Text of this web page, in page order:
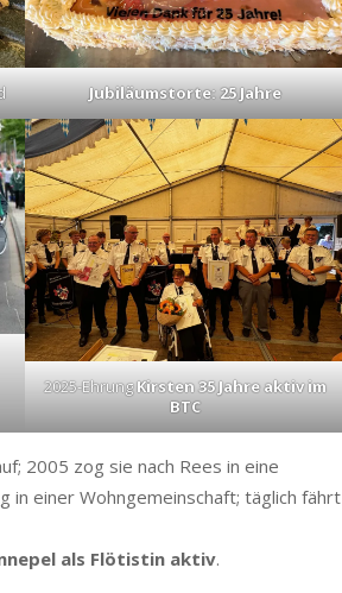
Jubiläumstorte: 25 Jahre
2025-EhrungKirsten 35 Jahre aktiv im
BTC
2005 zog sie nach Rees in eine
einer Wohngemeinschaft; täglich fährt
als Flötistin aktiv.